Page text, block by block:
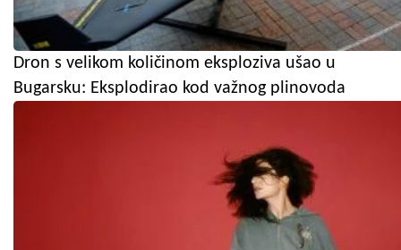
Dron s velikom količinom eksploziva ušao u
Bugarsku: Eksplodirao kod važnog plinovoda